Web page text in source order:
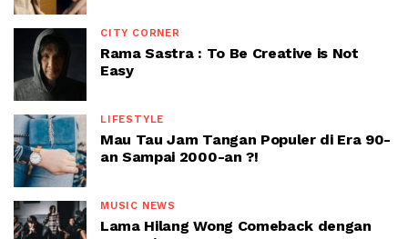
CITY CORNER
Rama Sastra : To Be Creative is Not
Easy
LIFESTYLE
Mau Tau Jam Tangan Populer di Era 90-
an Sampai 2000-an ?!
MUSIC NEWS
Lama Hilang Wong Comeback dengan